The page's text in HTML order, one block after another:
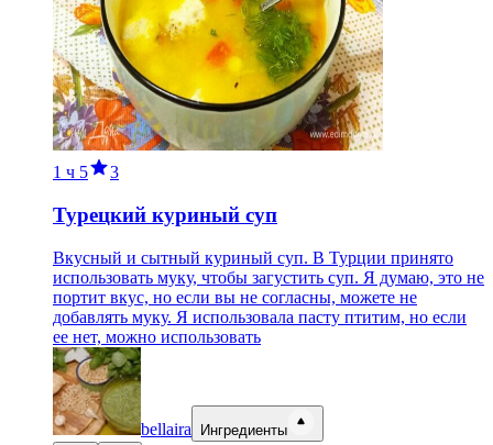
1 ч 5 3
Турецкий куриный суп
Вкусный и сытный куриный суп. В Турции принято
использовать муку, чтобы загустить суп. Я думаю, это не
портит вкус, но если вы не согласны, можете не
добавлять муку. Я использовала пасту птитим, но если
ее нет, можно использовать
bellaira Ингредиенты